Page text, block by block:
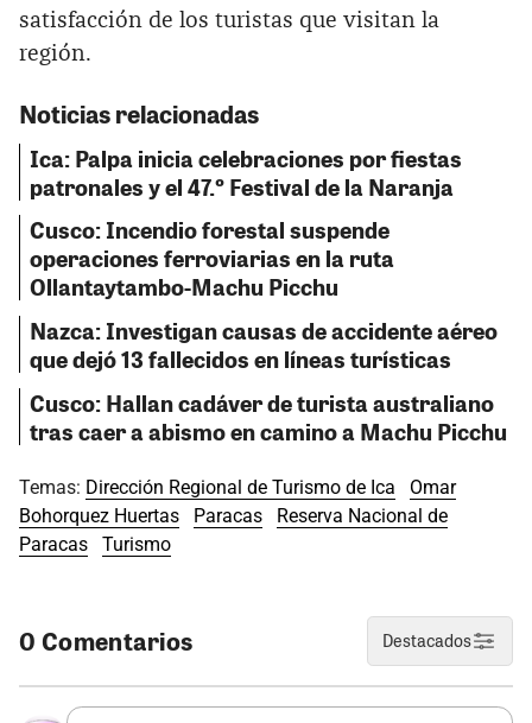
satisfacción de los turistas que visitan la
región.
Noticias relacionadas
Ica: Palpa inicia celebraciones por fiestas
patronales y el 47.º Festival de la Naranja
Cusco: Incendio forestal suspende
operaciones ferroviarias en la ruta
Ollantaytambo-Machu Picchu
Nazca: Investigan causas de accidente aéreo
que dejó 13 fallecidos en líneas turísticas
Cusco: Hallan cadáver de turista australiano
tras caer a abismo en camino a Machu Picchu
Temas: Dirección Regional de Turismo de Ica
Omar
Bohorquez Huertas
Paracas
Reserva Nacional de
Paracas
Turismo
0 Comentarios Destacados